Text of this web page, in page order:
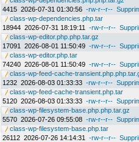
4415 2026-07-31 01:30:56 -rw-r--r--
class-wp-dependencies.php.tar
18944 2026-07-31 18:19:11 -rw-r--r--
class-wp-editor.php.php.tar.gz
17091
2026-08-01 11:50:49 -rw-r--r--
class-wp-editor.php.tar
74240 2026-08-01 11:50:49 -rw-r--r--
class-wp-feed-cache-
1232 2026-08-03 01:33:33 -rw-r--r--
class-wp-feed-cache-transient.php.tar
5120 2026-08-03 01:33:33 -rw-r--r--
class-wp-filesystem-base.php.php.tar.gz
5570 2026-07-26 09:55:08 -rw-r--r--
class-wp-filesystem-base.php.tar
26112 2026-07-26 14:14:31 -rw-r--r--